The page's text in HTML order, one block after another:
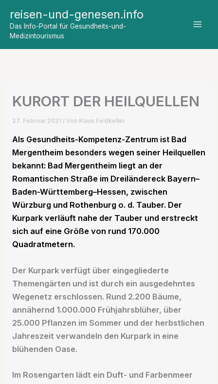
Inhalt
springen
reisen-und-genesen.info
Das Info-Portal für Gesundheits-und-
Medizintourismus
KURORT DER HEILQUELLEN
27. Februar 2021 / Von Klaus Feldkeller
Als Gesundheits-Kompetenz-Zentrum ist Bad
Mergentheim besonders wegen seiner Heilquellen
bekannt: Bad Mergentheim liegt an der
Romantischen Straße im Dreiländereck Bayern–
Baden-Württemberg–Hessen, zwischen
Würzburg und Rothenburg o. d. Tauber. Der
Kurpark verläuft nahe der Tauber und erstreckt
sich auf eine Größe von rund 170.000
Quadratmetern.
Der Kurpark verfügt über eingegliederte
Themengärten und ist durch ein ausgedehntes
Wegenetz erschlossen. Rund 2.200 Bäume,
annähernd 1.000.000 Frühjahrsblüher, über
25.000 Pflanzen im Sommer und der herbstlichen
Jahreszeit verwandeln den Kurpark in eine
blühenden Oase.
Im Rosengarten lädt ein Duft- und Farbenmeer